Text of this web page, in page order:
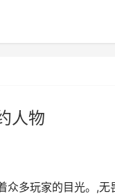
人物
众多玩家的目光。,无